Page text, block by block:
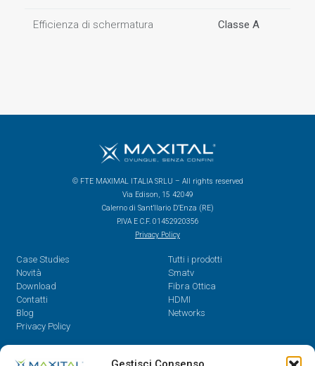
Efficienza di schermatura Classe A
© FTE MAXIMAL ITALIA SRLU – All rights reserved
Via Edison, 15 42049
Calerno di Sant’Ilario D’Enza (RE)
P.IVA E C.F. 01452920356
Privacy Policy
Case Studies
Novità
Download
Contatti
Blog
Privacy Policy
Tutti i prodotti
Smatv
Fibra Ottica
HDMI
Networks
Contatti